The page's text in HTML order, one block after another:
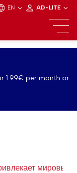
EN AD-LITE
1.99€ per month or
мировых